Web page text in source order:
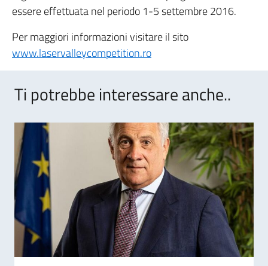
essere effettuata nel periodo 1-5 settembre 2016.
Per maggiori informazioni visitare il sito
www.laservalleycompetition.ro
Ti potrebbe interessare anche..